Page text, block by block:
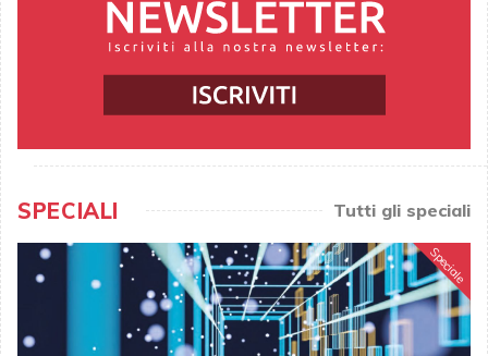
SPECIALI Tutti gli speciali
Speciale